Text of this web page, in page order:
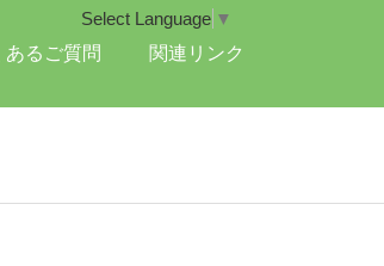
あるご質問 関連リンク
Select Language ▼